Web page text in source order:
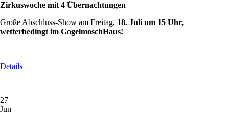
Zirkuswoche mit 4 Übernachtungen
Große Abschluss-Show am Freitag, 18. Juli um 15 Uhr,
wetterbedingt im GogelmoschHaus!
Details
27
Jun